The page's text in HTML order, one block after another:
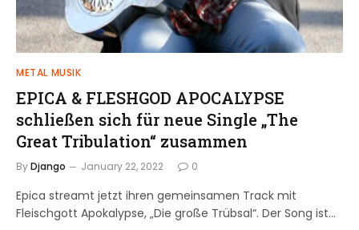
METAL MUSIK
EPICA & FLESHGOD APOCALYPSE
schließen sich für neue Single „The
Great Tribulation“ zusammen
ByDjango January 22, 2022 0
Epica streamt jetzt ihren gemeinsamen Track mit
Fleischgott Apokalypse, „Die große Trübsal“. Der Song ist…